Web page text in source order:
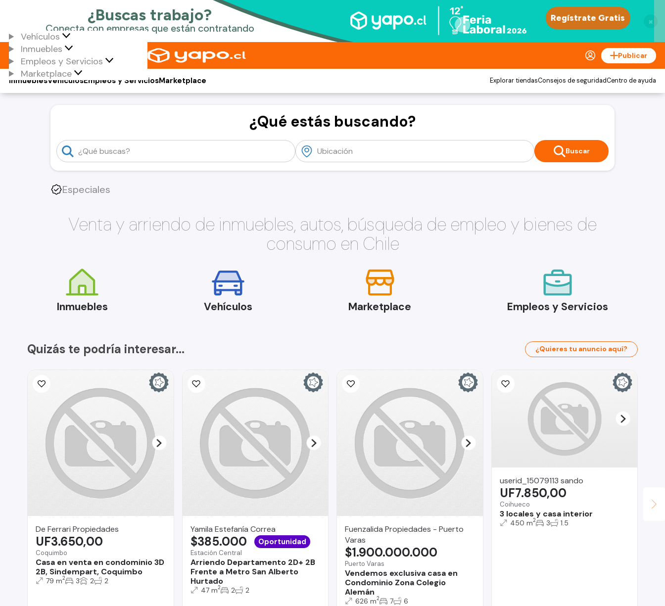
×
Vehículos
Inmuebles
Empleos y Servicios
Marketplace
Publicar
Vehículos
Inmuebles Empleos y ServiciosMarketplace Explorar tiendasConsejos de seguridadCentro de ayuda
¿Qué estás buscando?
Buscar
Especiales
Venta y arriendo de inmuebles, autos, búsqueda de empleo y bienes de
consumo en Chile
Inmuebles Vehículos Marketplace Empleos y Servicios
Quizás te podría interesar... ¿Quieres tu anuncio aquí?
De Ferrari Propiedades
Coquimbo
Casa en venta en condominio 3D
2B, Sindempart, Coquimbo
UF3.650,00
79 m2 3 2 2
Yamila Estefanía Correa
Estación Central
Arriendo Departamento 2D+ 2B
Frente a Metro San Alberto
Hurtado
$385.000 Oportunidad
47 m2 2 2
Fuenzalida Propiedades - Puerto
Varas
Puerto Varas
Vendemos exclusiva casa en
Condominio Zona Colegio
Alemán
$1.900.000.000
626 m2 7 6
userid_15079113 sando
Coihueco
3 locales y casa interior
UF7.850,00
450 m2 3 1.5